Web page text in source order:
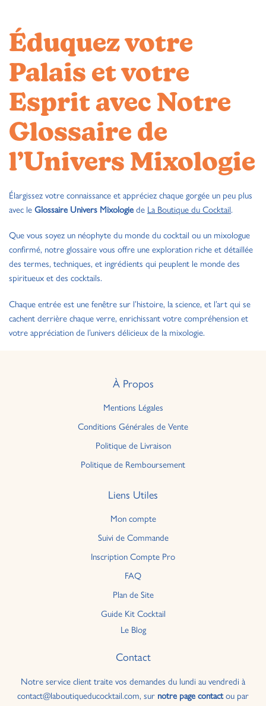
Éduquez votre
Palais et votre
Esprit avec Notre
Glossaire de
l’Univers Mixologie
Élargissez votre connaissance et appréciez chaque gorgée un peu plus
avec leGlossaire Univers Mixologiede La Boutique du Cocktail.
Que vous soyez un néophyte du monde du cocktail ou un mixologue
confirmé, notre glossaire vous offre une exploration riche et détaillée
des termes, techniques, et ingrédients qui peuplent le monde des
spiritueux et des cocktails.
Chaque entrée est une fenêtre sur l’histoire, la science, et l’art qui se
cachent derrière chaque verre, enrichissant votre compréhension et
votre appréciation de l’univers délicieux de la mixologie.
À Propos
Mentions Légales
Conditions Générales de Vente
Politique de Livraison
Politique de Remboursement
Liens Utiles
Mon compte
Suivi de Commande
Inscription Compte Pro
FAQ
Plan de Site
Guide Kit Cocktail
Le Blog
Contact
Notre service client traite vos demandes du lundi au vendredi à
contact@laboutiqueducocktail.com, sur notre page contactou par